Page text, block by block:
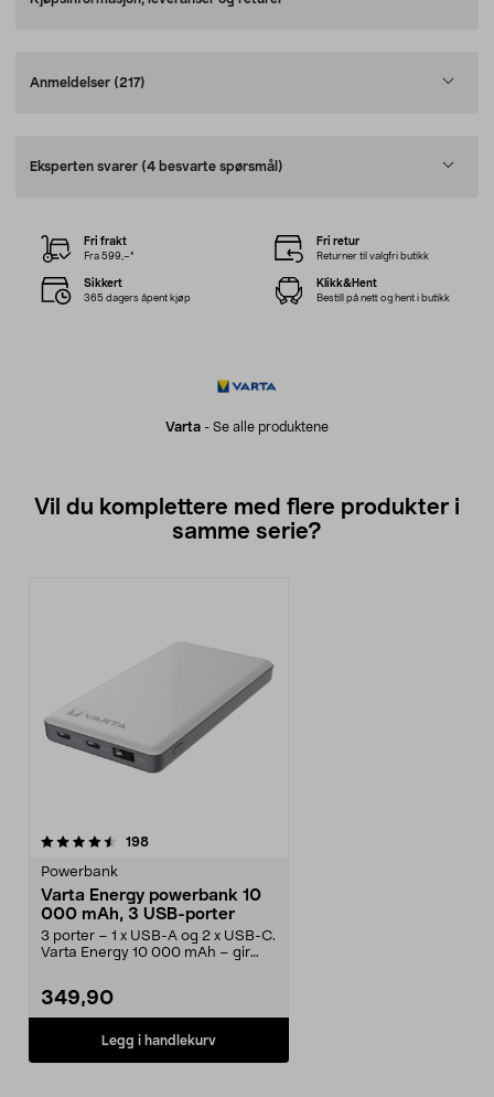
Anmeldelser (217)
Eksperten svarer (4 besvarte spørsmål)
Varta - Se alle produktene
Fri frakt
Fra 599,–*
Fri retur
Returner til valgfri butikk
Sikkert
365 dagers åpent kjøp
Klikk&Hent
Bestill på nett og hent i butikk
Vil du komplettere med flere produkter i
samme serie?
198anmeldelser
Powerbank
Varta Energy powerbank 10
000 mAh, 3 USB-porter
3 porter – 1 x USB-A og 2 x USB-C.
Varta Energy 10 000 mAh – gir
349,90
Legg i handlekurv